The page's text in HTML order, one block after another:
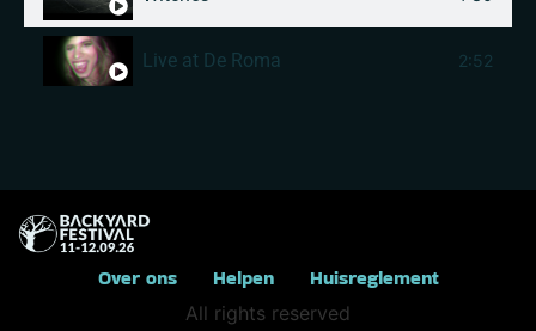
Live at De Roma 2:52
Over ons Helpen Huisreglement
All rights reserved